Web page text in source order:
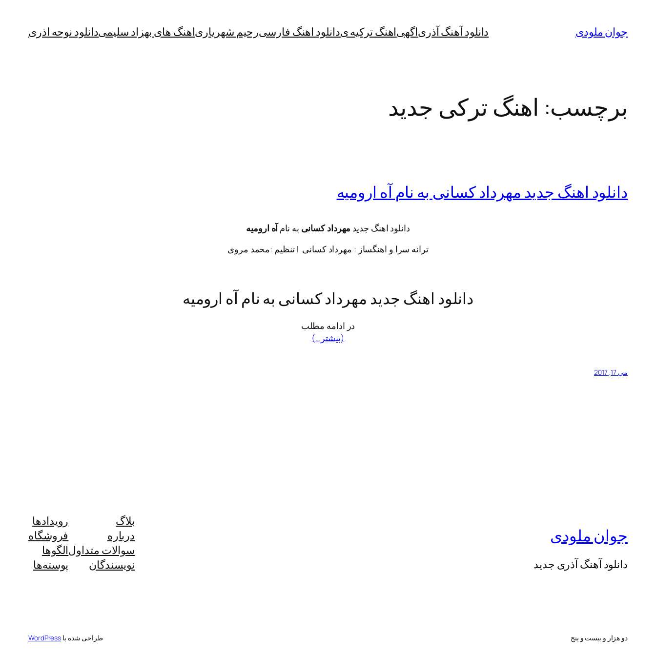
جوان ملودی دانلود آهنگ آذریاگهیاهنگ ترکیه یدانلود اهنگ فارسیرحیم شهریاریاهنگ های بهزاد سلیمیدانلود نوحه اذری
برچسب: اهنگ ترکی جدید
دانلود اهنگ جدید مهرداد کسانی به نام آه ارومیه
دانلود اهنگ جدید مهرداد کسانی به نامآه ارومیه
ترانه سرا و اهنگساز : مهرداد کسانی | تنظیم :محمد مروی
دانلود اهنگ جدید مهرداد کسانی به نام آه ارومیه
در ادامه مطلب
(بیشتر…)
می 17, 2017
جوان ملودی
دانلود آهنگ آذری جدید
بلاگ
درباره
سوالات متداول
نویسندگان
رویدادها
فروشگاه
الگوها
پوسته‌ها
دو هزار و بیست و پنج طراحی شده با WordPress